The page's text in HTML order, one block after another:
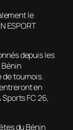
le
ESPORT
depuis les
de tournois.
en
FC 26,
du Bénin